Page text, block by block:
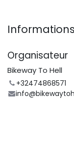
Organisateur
Bikeway To Hell
+32474868571